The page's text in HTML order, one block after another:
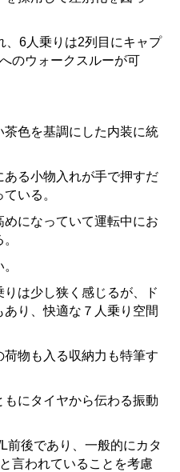
、6人乗りは2列目にキャプ
のウォークスルーが可
色を基調にした内装に統
る小物入れが手で押すだ
いる。
になっていて運転中にお
は少し狭く感じるが、
ド
あり、快適な７人乗り空間
荷物も入る収納力も特筆す
にタイヤから伝わる振動
前後であり、一般的にカタ
言われていることを考慮